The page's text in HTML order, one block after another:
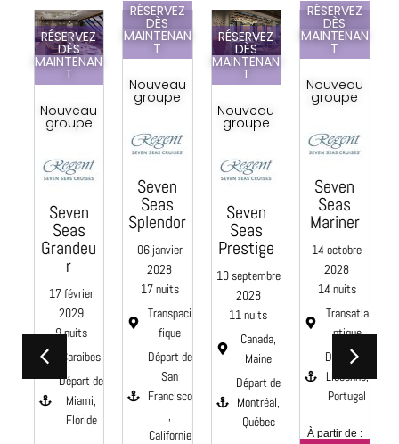
RÉSERVEZ
DÈS
MAINTENAN
T
Nouveau
groupe
Seven
Seas
Grandeu
r
17 février
2029
9 nuits
Caraibes
Départ de
Miami,
Floride
RÉSERVEZ
DÈS
MAINTENAN
T
Nouveau
groupe
Seven
Seas
Splendor
06 janvier
2028
17 nuits
Transpaci
fique
Départ de
San
Francisco
Californie
RÉSERVEZ
DÈS
MAINTENAN
T
Nouveau
groupe
Seven
Seas
Prestige
10 septembre
2028
11 nuits
Canada,
Maine
Départ de
Montréal,
Québec
RÉSERVEZ
DÈS
MAINTENAN
T
Nouveau
groupe
Seven
Seas
Mariner
14 octobre
2028
14 nuits
Transatla
ntique
Départ de
Lisbonne,
Portugal
À partir de :